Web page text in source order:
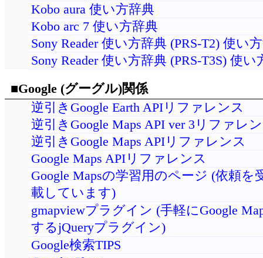
Kobo aura 使い方辞典
Kobo arc 7 使い方辞典
Sony Reader 使い方辞典 (PRS-T2) 使い
Sony Reader 使い方辞典 (PRS-T3S) 使い
■Google (グーグル)関係
逆引きGoogle Earth APIリファレンス
逆引きGoogle Maps API ver 3リファレ
逆引きGoogle Maps APIリファレンス
Google Maps APIリファレンス
Google Mapsの学習用のページ (依頼を
載しています)
gmapviewプラグイン (手軽にGoogle
するjQueryプラグイン)
Google検索TIPS